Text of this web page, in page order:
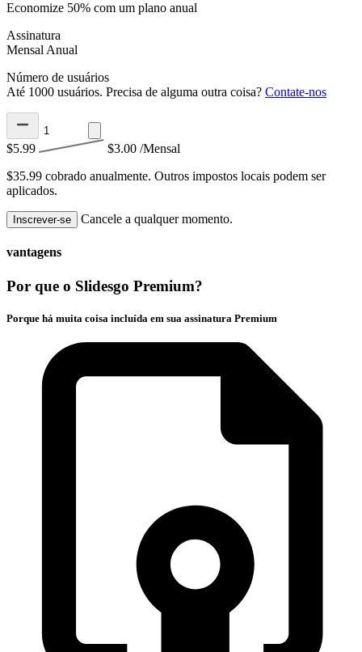
Economize 50% com um plano anual
Assinatura
Mensal Anual
Número de usuários
Até 1000 usuários. Precisa de alguma outra coisa? Contate-nos
$5.99 $3.00 /Mensal
$35.99 cobrado anualmente. Outros impostos locais podem ser
aplicados.
Inscrever-se Cancele a qualquer momento.
vantagens
Por que o Slidesgo Premium?
Porque há muita coisa incluída em sua assinatura Premium